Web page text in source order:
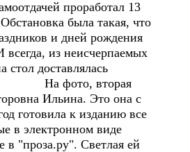
проработал 13
была такая, что
и дней рождения
всегда, из неисчерпаемых
стол доставлялась
На фото, вторая
Ильина. Это она с
готовила к изданию все
в электронном виде
в "проза.ру". Светлая ей